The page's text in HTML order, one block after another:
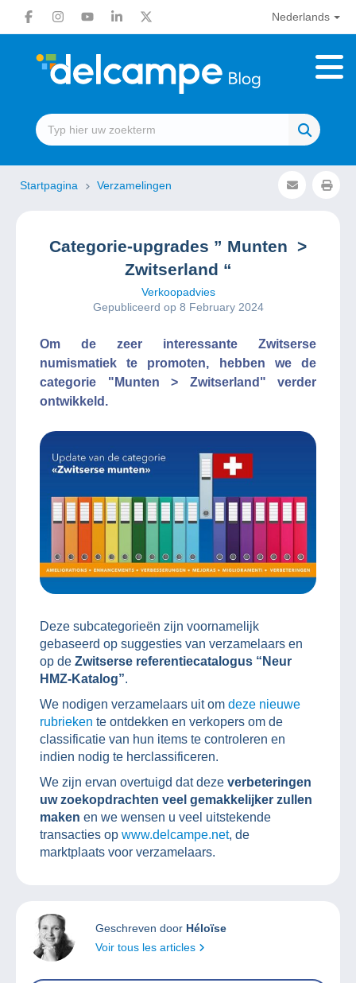
Nederlands
Startpagina Verzamelingen
Categorie-upgrades ” Munten >
Zwitserland “
Verkoopadvies
Gepubliceerd op 8 February 2024
Om de zeer interessante Zwitserse
numismatiek te promoten, hebben we de
categorie "Munten > Zwitserland" verder
ontwikkeld.
Deze subcategorieën zijn voornamelijk
gebaseerd op suggesties van verzamelaars en
op de Zwitserse referentiecatalogus “Neur
HMZ-Katalog”.
We nodigen verzamelaars uit om deze nieuwe
rubrieken te ontdekken en verkopers om de
classificatie van hun items te controleren en
indien nodig te herclassificeren.
We zijn ervan overtuigd dat deze verbeteringen
uw zoekopdrachten veel gemakkelijker zullen
maken en we wensen u veel uitstekende
transacties op www.delcampe.net, de
marktplaats voor verzamelaars.
Geschreven door Héloïse
Voir tous les articles